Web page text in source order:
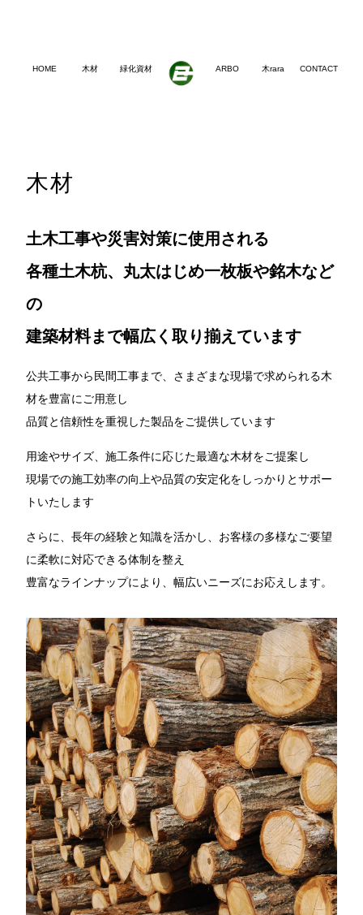
HOME 木材 緑化資材 ARBO 木rara CONTACT
木材
土木工事や災害対策に使用される
各種土木杭、丸太はじめ一枚板や銘木など
の
建築材料まで幅広く取り揃えています
公共工事から民間工事まで、さまざまな現場で求められる木
材を豊富にご用意し
品質と信頼性を重視した製品をご提供しています
用途やサイズ、施工条件に応じた最適な木材をご提案し
現場での施工効率の向上や品質の安定化をしっかりとサポー
トいたします
さらに、長年の経験と知識を活かし、お客様の多様なご要望
に柔軟に対応できる体制を整え
豊富なラインナップにより、幅広いニーズにお応えします。